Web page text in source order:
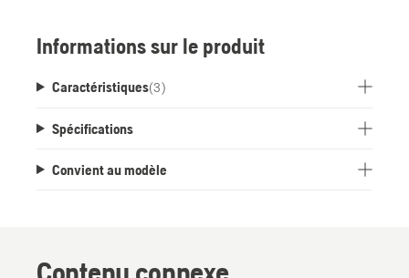
Informations sur le produit
Caractéristiques(3)
Spécifications
Convient au modèle